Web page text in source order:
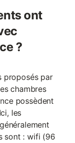
ont
?
proposés par
chambres
possèdent
les
sont : wifi (96